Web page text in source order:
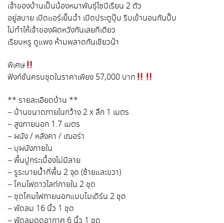
เจ้าของบ้านเป็นน้องหมาพันธุ์ไซบีเรียน 2 ตัว
อยู่สบาย เปิดแอร์เย็นฉ่ำ เปิดประตูปุ๊บ รีบเข้านอนกันปั๊บ
ไม่ทำให้เจ้าของผิดหวังกันเลยทีเดียว
เรียบหรู ดูแพง ห้ามพลาดกันเชียวน๊า
พิเศษ
ฟังก์ชั่นครบชุดในราคาเพียง 57,000 บาท
** รายละเอียดบ้าน **
– บ้านขนาดภายในกว้าง 2 x ลึก 1 เมตร
– สูงภายนอก 1.7 เมตร
– ผนัง / หลังคา / เฌอร่า
– บุผนังภายใน
– พื้นปูกระเบื้องไม่มีลาย
– รูระบายน้ำที่พื้น 2 จุด (ซ้ายและขวา)
– โคมไฟดาวไลท์ภายใน 2 ชุด
– ชุดโคมไฟภายนอกแบบโมเดิร์น 2 ชุด
– พัดลม 16 นิ้ว 1 ชุด